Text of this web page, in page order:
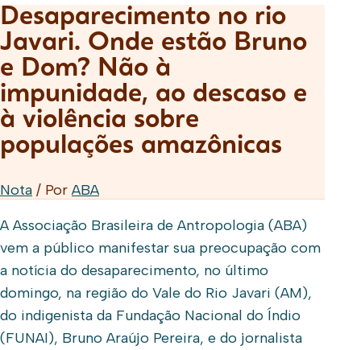
Desaparecimento no rio
Javari. Onde estão Bruno
e Dom? Não à
impunidade, ao descaso e
à violência sobre
populações amazônicas
Nota / Por ABA
A Associação Brasileira de Antropologia (ABA)
vem a público manifestar sua preocupação com
a notícia do desaparecimento, no último
domingo, na região do Vale do Rio Javari (AM),
do indigenista da Fundação Nacional do Índio
(FUNAI), Bruno Araújo Pereira, e do jornalista